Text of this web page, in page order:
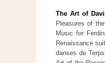
The Art of
Pleasures of
Music for
Renaissance
danses de